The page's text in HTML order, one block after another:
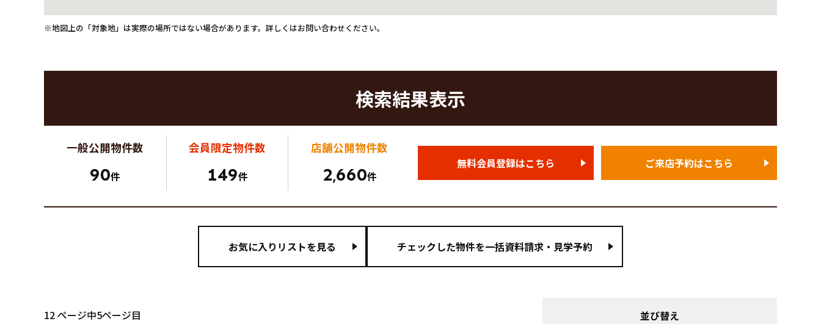
※地図上の「対象地」は実際の場所ではない場合があります。詳しくはお問い合わせください。
検索結果表示
一般公開物件数
90件
会員限定物件数
149件
店舗公開物件数
2,660件
無料会員登録はこちら ご来店予約はこちら
お気に入りリストを見る
12 ページ中5ページ目
並び替え